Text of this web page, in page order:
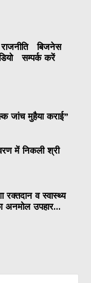
राजनीति
बिजनेस
सम्पर्क करें
जांच मुहैया कराई”
में निकली श्री
व स्वास्थ्य
अनमोल उपहार...